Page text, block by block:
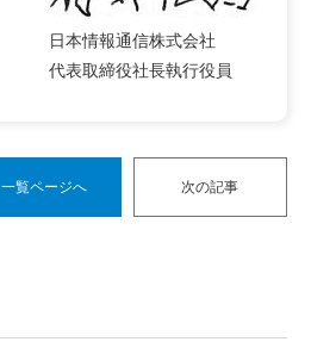
日本情報通信株式会社
代表取締役社長執行役員
一覧ページへ 次の記事